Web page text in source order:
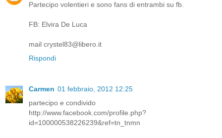
Partecipo volentieri e sono fans di entrambi su fb.
FB: Elvira De Luca
mail crystel83@libero.it
Rispondi
Carmen 01 febbraio, 2012 12:25
partecipo e condivido
http://www.facebook.com/profile.php?
id=100000538226239&ref=tn_tnmn